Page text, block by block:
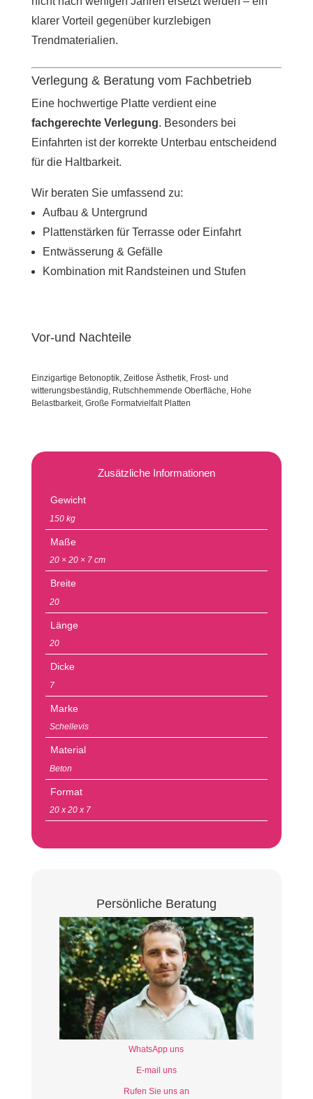
klarer Vorteil gegenüber kurzlebigen
Trendmaterialien.
Verlegung & Beratung vom Fachbetrieb
Eine hochwertige Platte verdient eine
fachgerechte Verlegung. Besonders bei
Einfahrten ist der korrekte Unterbau entscheidend
für die Haltbarkeit.
Wir beraten Sie umfassend zu:
Aufbau & Untergrund
Plattenstärken für Terrasse oder Einfahrt
Entwässerung & Gefälle
Kombination mit Randsteinen und Stufen
Vor-und Nachteile
Einzigartige Betonoptik, Zeitlose Ästhetik, Frost- und
witterungsbeständig, Rutschhemmende Oberfläche, Hohe
Belastbarkeit, Große Formatvielfalt Platten
Zusätzliche Informationen
Gewicht
150 kg
Maße
20 × 20 × 7 cm
Breite
20
Länge
20
Dicke
7
Marke
Schellevis
Material
Beton
Format
20 x 20 x 7
Persönliche Beratung
WhatsApp uns
E-mail uns
Rufen Sie uns an